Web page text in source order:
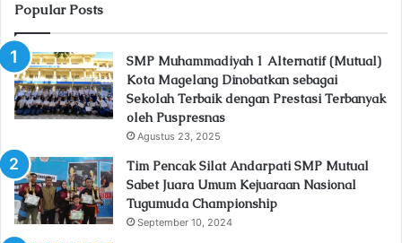
Popular Posts
SMP Muhammadiyah 1 Alternatif (Mutual)
Kota Magelang Dinobatkan sebagai
Sekolah Terbaik dengan Prestasi Terbanyak
oleh Puspresnas
Agustus 23, 2025
Tim Pencak Silat Andarpati SMP Mutual
Sabet Juara Umum Kejuaraan Nasional
Tugumuda Championship
September 10, 2024